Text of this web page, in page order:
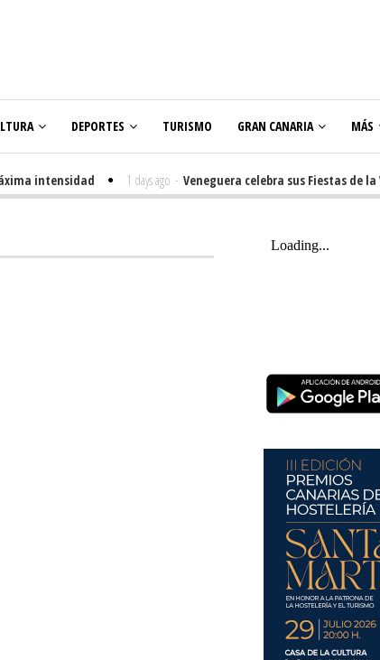
DEPORTES TURISMO GRAN CANARIA MÁS
intensidad 1 days ago - Veneguera celebra sus Fiestas de la